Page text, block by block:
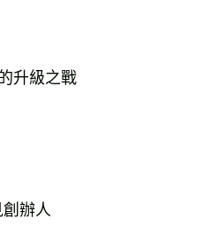
升級之戰
辦人